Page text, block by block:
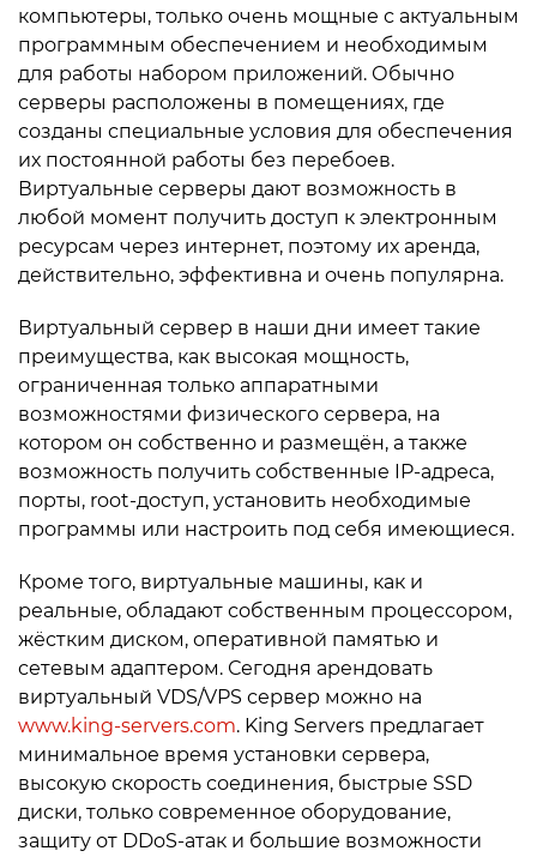
компьютеры, только очень мощные с актуальным
программным обеспечением и необходимым
для работы набором приложений. Обычно
серверы расположены в помещениях, где
созданы специальные условия для обеспечения
их постоянной работы без перебоев.
Виртуальные серверы дают возможность в
любой момент получить доступ к электронным
ресурсам через интернет, поэтому их аренда,
действительно, эффективна и очень популярна.
Виртуальный сервер в наши дни имеет такие
преимущества, как высокая мощность,
ограниченная только аппаратными
возможностями физического сервера, на
котором он собственно и размещён, а также
возможность получить собственные IP-адреса,
порты, root-доступ, установить необходимые
программы или настроить под себя имеющиеся.
Кроме того, виртуальные машины, как и
реальные, обладают собственным процессором,
жёстким диском, оперативной памятью и
сетевым адаптером. Сегодня арендовать
виртуальный VDS/VPS сервер можно на
www.king-servers.com. King Servers предлагает
минимальное время установки сервера,
высокую скорость соединения, быстрые SSD
диски, только современное оборудование,
защиту от DDoS-атак и большие возможности